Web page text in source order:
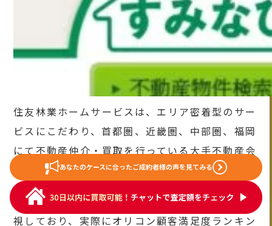
住友林業ホームサービスは、エリア密着型のサー
ビスにこだわり、首都圏、近畿圏、中部圏、福岡
にて不動産仲介・買取を行っている大手不動産会
社です。
企業理念にもあるように「お客様第一主義」を重
視しており、実際にオリコン顧客満足度ランキン
あなたのケースに合ったご成約者様の声を見てみる